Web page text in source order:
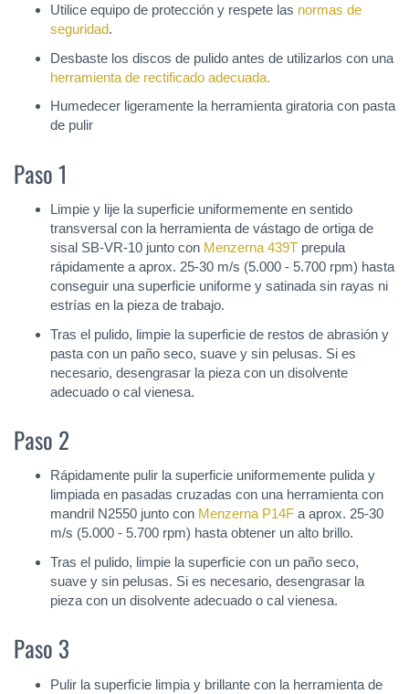
Utilice equipo de protección y respete las normas de
seguridad.
Desbaste los discos de pulido antes de utilizarlos con una
herramienta de rectificado adecuada.
Humedecer ligeramente la herramienta giratoria con pasta
de pulir
Paso 1
Limpie y lije la superficie uniformemente en sentido
transversal con la herramienta de vástago de ortiga de
sisal SB-VR-10 junto con Menzerna 439T prepula
rápidamente a aprox. 25-30 m/s (5.000 - 5.700 rpm) hasta
conseguir una superficie uniforme y satinada sin rayas ni
estrías en la pieza de trabajo.
Tras el pulido, limpie la superficie de restos de abrasión y
pasta con un paño seco, suave y sin pelusas. Si es
necesario, desengrasar la pieza con un disolvente
adecuado o cal vienesa.
Paso 2
Rápidamente pulir la superficie uniformemente pulida y
limpiada en pasadas cruzadas con una herramienta con
mandril N2550 junto con Menzerna P14F a aprox. 25-30
m/s (5.000 - 5.700 rpm) hasta obtener un alto brillo.
Tras el pulido, limpie la superficie con un paño seco,
suave y sin pelusas. Si es necesario, desengrasar la
pieza con un disolvente adecuado o cal vienesa.
Paso 3
Pulir la superficie limpia y brillante con la herramienta de